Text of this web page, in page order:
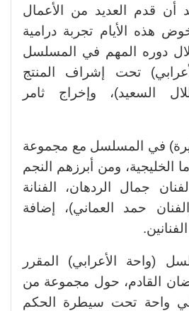
أن قدم العديد من الأعمال
هذه الأيام تجربة درامية
دوره المهم في المسلسل
تحت إشراف المنتج
السعيد)، وإخراج ثامر
في المسلسل مع مجموعة
الخليجية، ومن أبرزهم النجم
جمال الردهان، الفنانة
حمد العماني)، إضافة
(واحة الأعرابي) المقرر
القادم، حول مجموعة من
في واحة تحت سيطرة الحكم